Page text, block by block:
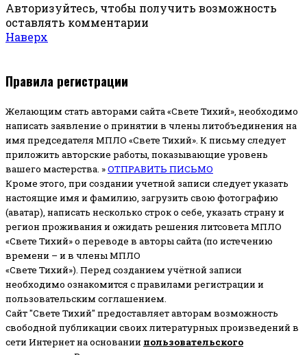
Авторизуйтесь, чтобы получить возможность
оставлять комментарии
Наверх
Правила регистрации
Желающим стать авторами сайта «Свете Тихий», необходимо
написать заявление о принятии в члены литобъединения на
имя председателя МПЛО «Свете Тихий». К письму следует
приложить авторские работы, показывающие уровень
вашего мастерства. »ОТПРАВИТЬ ПИСЬМО
Кроме этого, при создании учетной записи следует указать
настоящие имя и фамилию, загрузить свою фотографию
(аватар), написать несколько строк о себе, указать страну и
регион проживания и ожидать решения литсовета МПЛО
«Свете Тихий» о переводе в авторы сайта (по истечению
времени – и в члены МПЛО
«Свете Тихий»). Перед созданием учётной записи
необходимо ознакомится с правилами регистрации и
пользовательским соглашением.
Сайт "Свете Тихий" предоставляет авторам возможность
свободной публикации своих литературных произведений в
сети Интернет на основании пользовательского